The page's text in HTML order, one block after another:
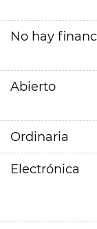
No hay
Abierto
Ordinaria
Electrónica